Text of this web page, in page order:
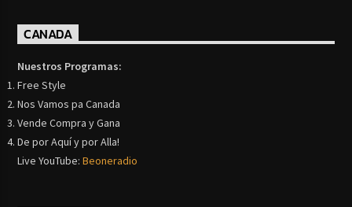
CANADA
Nuestros Programas:
Free Style
Nos Vamos pa Canada
Vende Compra y Gana
De por Aquí y por Alla!
Live YouTube:Beoneradio